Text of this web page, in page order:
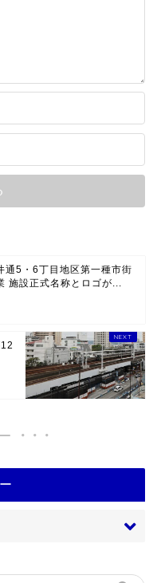
通5・6丁目地区第一種市街
施設正式名称とロゴが...